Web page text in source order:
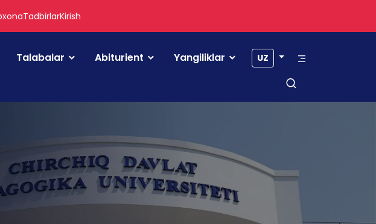
TadbirlarKirish
Talabalar Abiturient Yangiliklar UZ